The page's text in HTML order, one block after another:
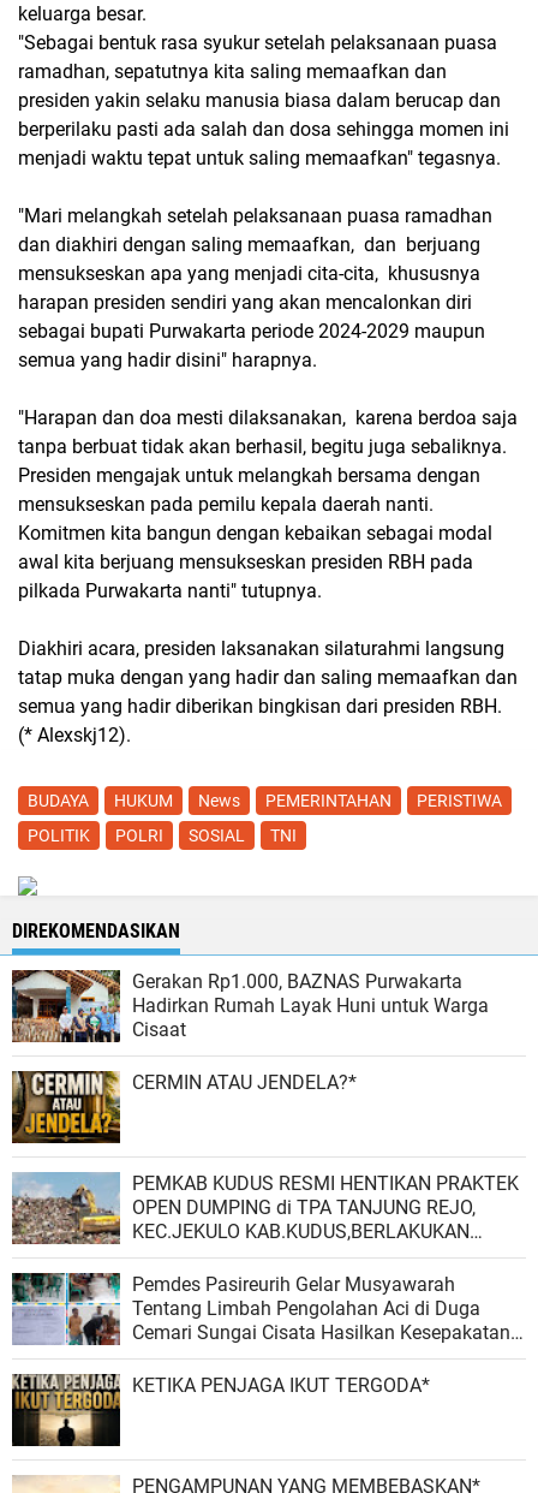
keluarga besar.
"Sebagai bentuk rasa syukur setelah pelaksanaan puasa
ramadhan, sepatutnya kita saling memaafkan dan
presiden yakin selaku manusia biasa dalam berucap dan
berperilaku pasti ada salah dan dosa sehingga momen ini
menjadi waktu tepat untuk saling memaafkan" tegasnya.
"Mari melangkah setelah pelaksanaan puasa ramadhan
dan diakhiri dengan saling memaafkan, dan berjuang
mensukseskan apa yang menjadi cita-cita, khususnya
harapan presiden sendiri yang akan mencalonkan diri
sebagai bupati Purwakarta periode 2024-2029 maupun
semua yang hadir disini" harapnya.
"Harapan dan doa mesti dilaksanakan, karena berdoa saja
tanpa berbuat tidak akan berhasil, begitu juga sebaliknya.
Presiden mengajak untuk melangkah bersama dengan
mensukseskan pada pemilu kepala daerah nanti.
Komitmen kita bangun dengan kebaikan sebagai modal
awal kita berjuang mensukseskan presiden RBH pada
pilkada Purwakarta nanti" tutupnya.
Diakhiri acara, presiden laksanakan silaturahmi langsung
tatap muka dengan yang hadir dan saling memaafkan dan
semua yang hadir diberikan bingkisan dari presiden RBH.
(* Alexskj12).
BUDAYA HUKUM News PEMERINTAHAN
PERISTIWA
POLITIK
POLRI SOSIAL TNI
DIREKOMENDASIKAN
Gerakan Rp1.000, BAZNAS Purwakarta
Hadirkan Rumah Layak Huni untuk Warga
Cisaat
CERMIN ATAU JENDELA?*
PEMKAB KUDUS RESMI HENTIKAN PRAKTEK
OPEN DUMPING di TPA TANJUNG REJO,
KEC.JEKULO KAB.KUDUS,BERLAKUKAN
SISTEM PENGELOLAAN SAMPAH BARU
Pemdes Pasireurih Gelar Musyawarah
Tentang Limbah Pengolahan Aci di Duga
Cemari Sungai Cisata Hasilkan Kesepakatan
Tutup Sementara
KETIKA PENJAGA IKUT TERGODA*
PENGAMPUNAN YANG MEMBEBASKAN*